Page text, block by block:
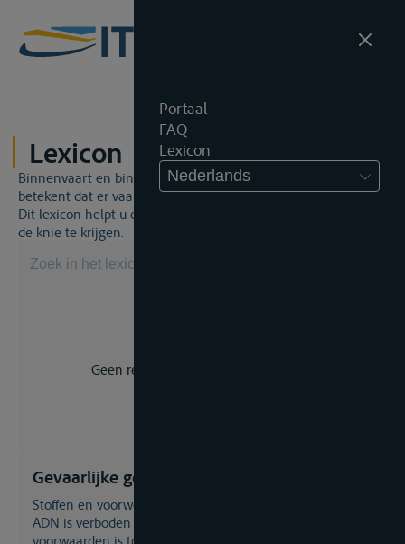
Portaal
FAQ
Lexicon
Nederlands
Lexicon
Binnenvaart en binnenvaartrecht is een unieke wereld. Dat
betekent dat er vaak een specifiek vakjargon gebruikt wordt.
Dit lexicon helpt u om een aantal broodnodige termen onder
de knie te krijgen.
Geen resultaat voor uw zoekopdracht.
Gevaarlijke goederen
Stoffen en voorwerpen, waarvan het vervoer volgens het
ADN is verboden of slechts onder de daarin opgenomen